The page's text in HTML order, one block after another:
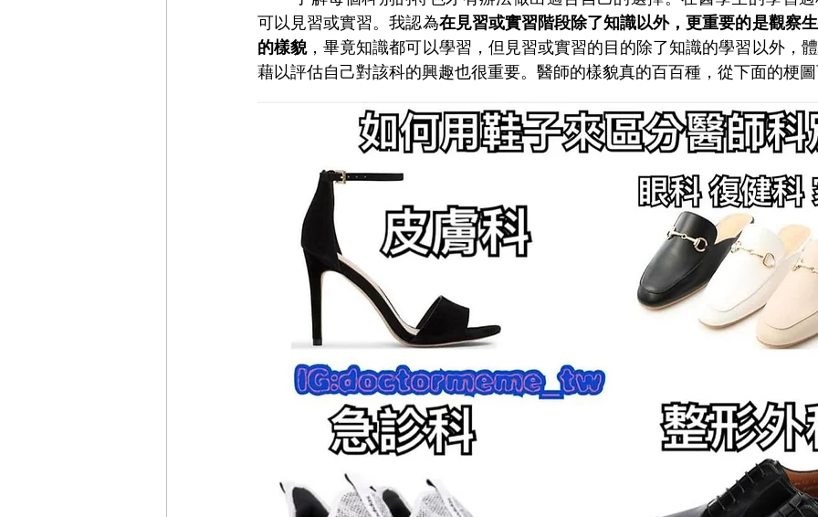
可以見習或實習。我認為在見習或實習階段除了知識以外，更重要的是觀察
的樣貌，畢竟知識都可以學習，但見習或實習的目的除了知識的學習以外，
藉以評估自己對該科的興趣也很重要。醫師的樣貌真的百百種，從下面的梗